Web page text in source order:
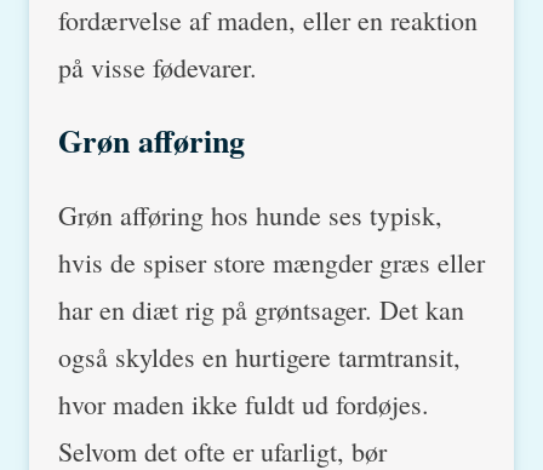
fordærvelse af maden, eller en reaktion
på visse fødevarer.
Grøn afføring
Grøn afføring hos hunde ses typisk,
hvis de spiser store mængder græs eller
har en diæt rig på grøntsager. Det kan
også skyldes en hurtigere tarmtransit,
hvor maden ikke fuldt ud fordøjes.
Selvom det ofte er ufarligt, bør